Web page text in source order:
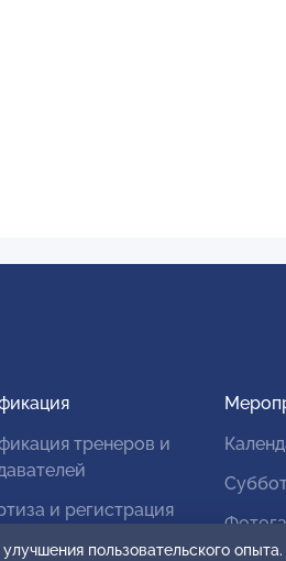
тренеров и
и регистрация
пользовательского